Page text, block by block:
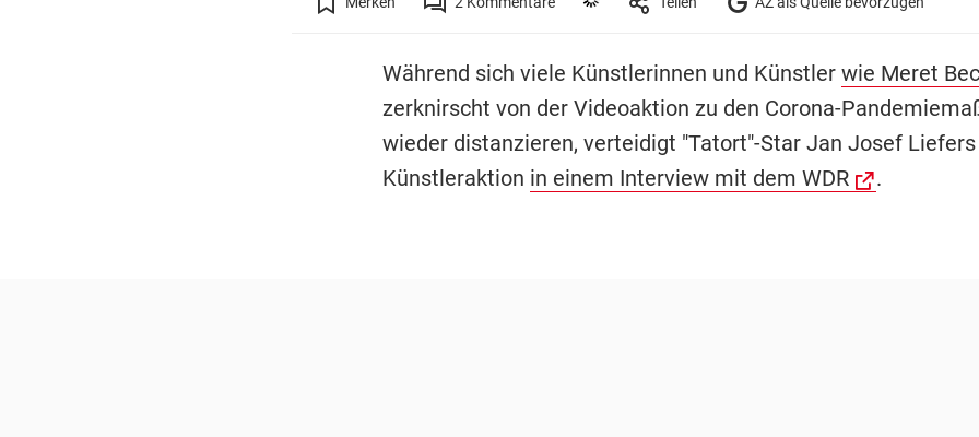
Während sich viele Künstlerinnen und Künstler wie Meret
zerknirscht von der Videoaktion zu den Corona-
wieder distanzieren, verteidigt "Tatort"-Star Jan Josef
Künstleraktion in einem Interview mit dem WDR .